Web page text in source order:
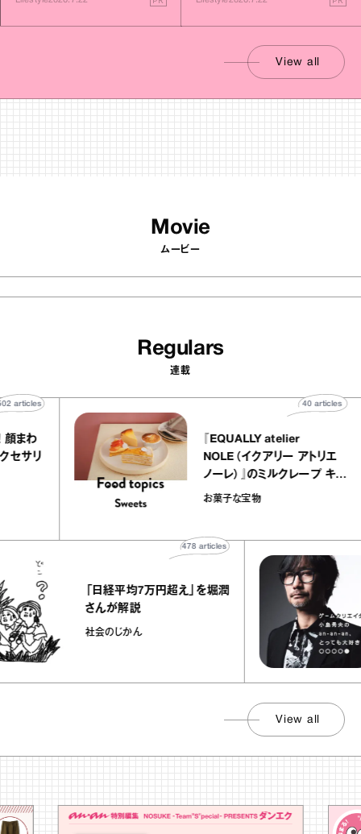
View all
Movie
ムービー
Regulars
連載
る！ 顔まわ
アクセサリ
502articles
『EQUALLY atelier
NOLE（イクアリー アトリ
ノーレ）』のミルクレープ
ラメルバニーユほか｜
お菓子な宝物
40
「日経平均7万円超え」を堀潤
さんが解説
社会のじかん
articles
View all